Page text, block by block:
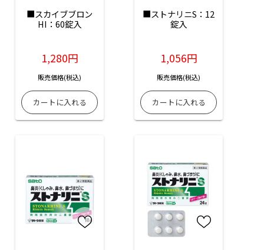
■スカイブブロン
HI：60錠入
1,280円
販売価格(税込)
■ストナリニS：12
錠入
1,056円
販売価格(税込)